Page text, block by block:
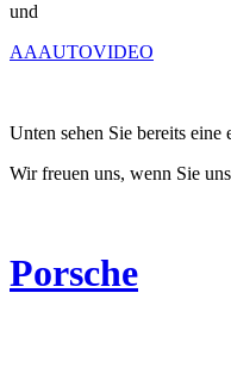
und
AAAUTOVIDEO
Unten sehen Sie bereits
Wir freuen uns, wenn Sie
Porsche